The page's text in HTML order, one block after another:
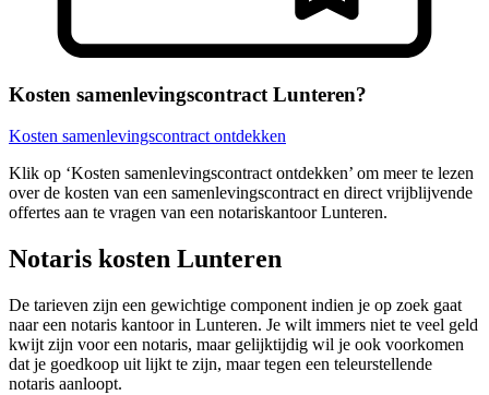
Kosten samenlevingscontract Lunteren?
Kosten samenlevingscontract ontdekken
Klik op ‘Kosten samenlevingscontract ontdekken’ om meer te lezen
over de kosten van een samenlevingscontract en direct vrijblijvende
offertes aan te vragen van een notariskantoor Lunteren.
Notaris kosten Lunteren
De tarieven zijn een gewichtige component indien je op zoek gaat
naar een notaris kantoor in Lunteren. Je wilt immers niet te veel geld
kwijt zijn voor een notaris, maar gelijktijdig wil je ook voorkomen
dat je goedkoop uit lijkt te zijn, maar tegen een teleurstellende
notaris aanloopt.